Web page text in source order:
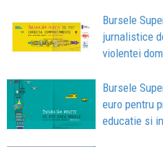
Bursele
jurnalistice
violentei
Bursele
euro pentru
educatie si